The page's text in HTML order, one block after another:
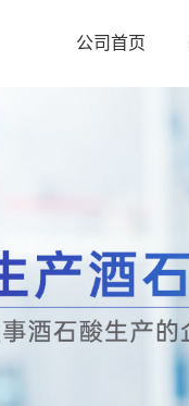
公司首页